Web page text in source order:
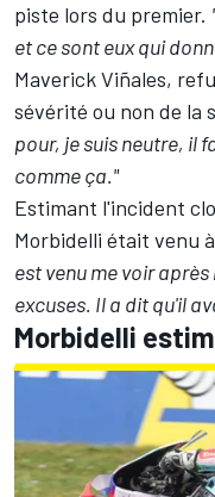
piste lors du premier.
et ce sont eux qui
Maverick Viñales,
sévérité ou non de la
pour, je suis neutre, il
comme ça."
Estimant l'incident
Morbidelli était venu
est venu me voir
excuses. Il a dit qu'il
Morbidelli